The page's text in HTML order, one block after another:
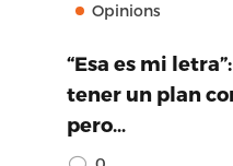
Opinions
“Esa es mi
tener un plan
pero…